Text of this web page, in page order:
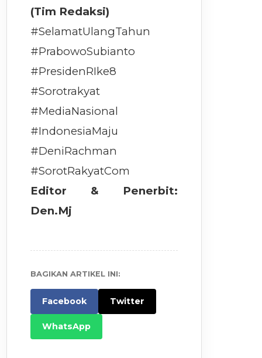
(Tim Redaksi)
#SelamatUlangTahun
#PrabowoSubianto
#PresidenRIke8
#Sorotrakyat
#MediaNasional
#IndonesiaMaju
#DeniRachman
#SorotRakyatCom
Editor & Penerbit:
Den.Mj
BAGIKAN ARTIKEL INI:
Facebook Twitter
WhatsApp